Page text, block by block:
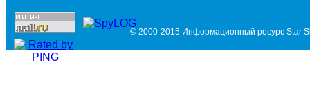
© 2000-2015 Информационный ресурс Star